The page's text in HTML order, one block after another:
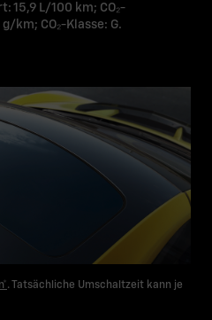
15,9 L/100 km; CO₂-
km; CO₂-Klasse: G.
. Tatsächliche Umschaltzeit kann je